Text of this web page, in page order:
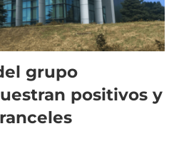
grupo
positivos y